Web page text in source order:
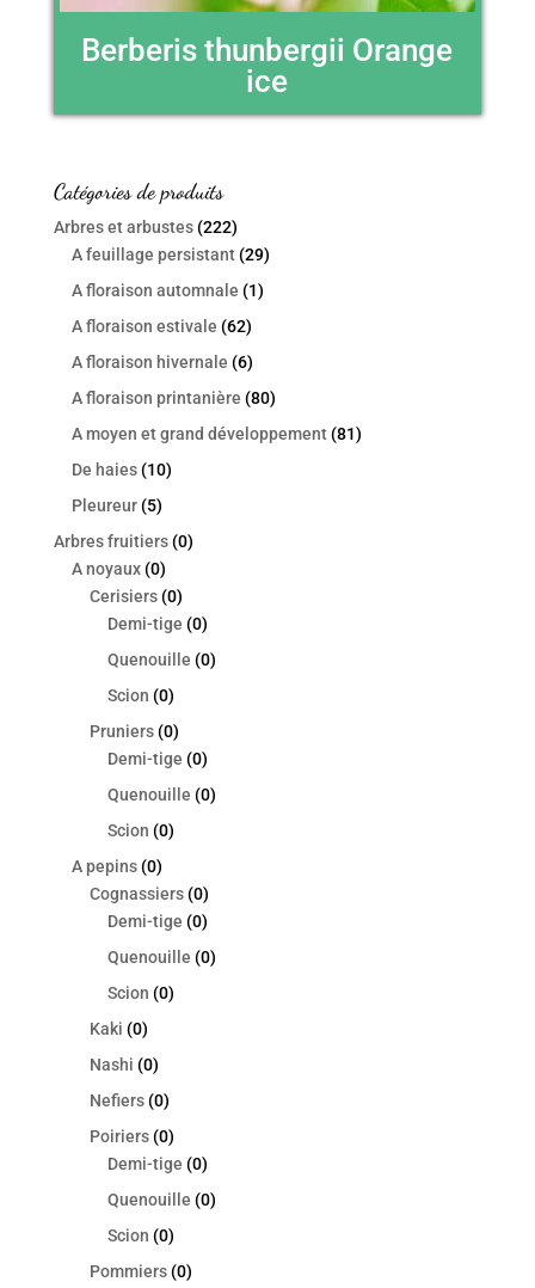
Berberis thunbergii Orange
ice
Catégories de produits
Arbres et arbustes (222)
A feuillage persistant (29)
A floraison automnale (1)
A floraison estivale (62)
A floraison hivernale (6)
A floraison printanière (80)
A moyen et grand développement (81)
De haies (10)
Pleureur (5)
Arbres fruitiers (0)
A noyaux (0)
Cerisiers (0)
Demi-tige (0)
Quenouille (0)
Scion (0)
Pruniers (0)
Demi-tige (0)
Quenouille (0)
Scion (0)
A pepins (0)
Cognassiers (0)
Demi-tige (0)
Quenouille (0)
Scion (0)
Kaki (0)
Nashi (0)
Nefiers (0)
Poiriers (0)
Demi-tige (0)
Quenouille (0)
Scion (0)
Pommiers (0)